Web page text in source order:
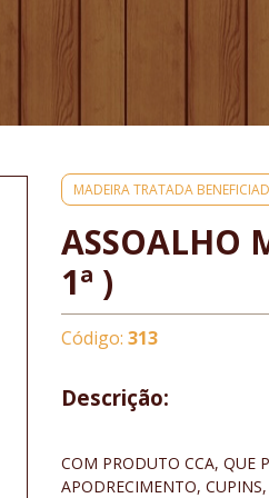
MADEIRA TRATADA
ASSOALHO
1ª )
Código: 313
Descrição:
RECEBE
COM PRODUTO CCA, QUE
APODRECIMENTO,